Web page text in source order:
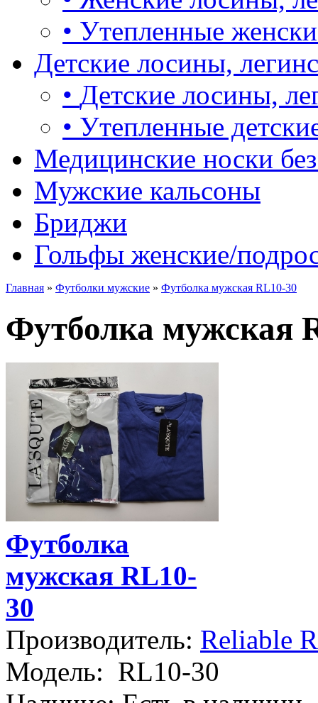
• Утепленные
Детские лосины,
• Детские лосины,
• Утепленные
Медицинские носки
Мужские кальсоны
Бриджи
Гольфы женские/
Главная » Футболки мужские » Футболка мужская RL10-30
Футболка мужская
Футболка
мужская RL10-
30
Производитель: Reliable
Модель: RL10-30